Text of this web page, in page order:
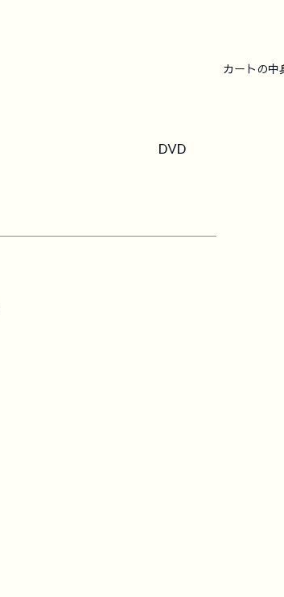
カートの中
DVD